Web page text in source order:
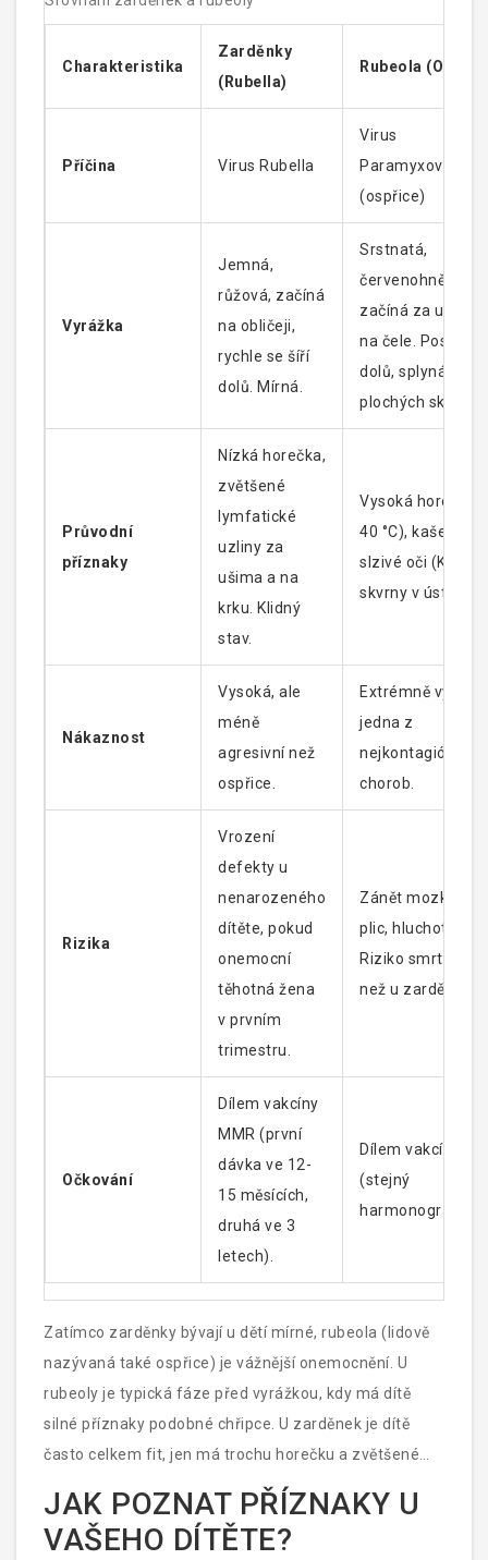
Charakteristika
Zarděnky
(Rubella)
Rubeola
Příčina Virus Rubella
Virus
Paramyxovirus
(ospřice)
Vyrážka
Jemná,
růžová, začíná
na obličeji,
rychle se šíří
dolů. Mírná.
Srstnatá,
červenohnědá,
začíná za ušima
na čele.
dolů, splyná do
plochých skvrn.
Průvodní
příznaky
Nízká horečka,
zvětšené
lymfatické
uzliny za
ušima a na
krku. Klidný
stav.
Vysoká horečka
40 °C), kašel,
slzivé oči
skvrny v ústech).
Nákaznost
Vysoká, ale
méně
agresivní než
ospřice.
Extrémně vysoká,
jedna z
chorob.
Rizika
Vrození
defekty u
nenarozeného
dítěte, pokud
onemocní
těhotná žena
v prvním
trimestru.
Zánět mozku,
plic, hluchota.
Riziko smrti je
než u zarděnek.
Očkování
Dílem vakcíny
MMR (první
dávka ve 12-
15 měsících,
druhá ve 3
letech).
Dílem vakcíny
(stejný
harmonogram).
Zatímco zarděnky bývají u dětí mírné, rubeola (lidově
nazývaná také ospřice) je vážnější onemocnění. U
rubeoly je typická fáze před vyrážkou, kdy má dítě
silné příznaky podobné chřipce. U zarděnek je dítě
často celkem fit, jen má trochu horečku a zvětšené
uzliny. Právě proto je důležité sledovat celkový stav
dítěte, nejen kůži.
JAK POZNAT PŘÍZNAKY U
VAŠEHO DÍTĚTE?